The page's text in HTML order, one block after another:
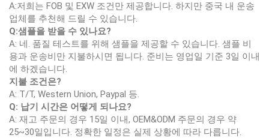
A:저희는 FOB 및 EXW 조건만 제공합니다. 하지만 중국 내 운송
업체를 추천해 드릴 수 있습니다.
Q:샘플을 받을 수 있나요?
A: 네. 품질 테스트를 위해 샘플을 제공할 수 있습니다. 샘플 비
용과 운송비만 지불하시면 됩니다. 준비는 영업일 기준 3일 이내
에 하겠습니다.
지불 조건은?
A: T/T, Western Union, Paypal 등.
Q: 납기 시간은 어떻게 되나요?
A: 재고 주문의 경우 15일 이내, OEM&ODM 주문의 경우 약
25~30일입니다. 정확한 일정은 실제 상황에 따라 다릅니다.